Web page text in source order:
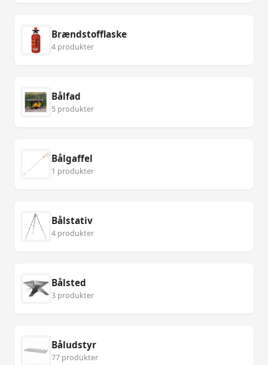
Brændstofflaske
4 produkter
Bålfad
5 produkter
Bålgaffel
1 produkter
Bålstativ
4 produkter
Bålsted
3 produkter
Båludstyr
77 produkter